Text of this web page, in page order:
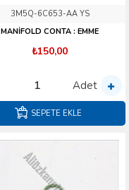
3M5Q-6C653-AA YS
MANİFOLD CONTA : EMME
₺150,00
Adet
SEPETE EKLE